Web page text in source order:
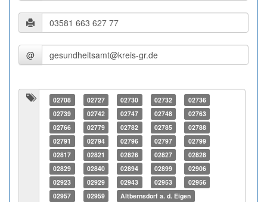
@
02708 02727 02730 02732
02736
02739
02742 02747 02748
02763
02766
02779 02782 02785
02788
02791
02794 02796 02797
02799
02817
02821 02826 02827
02828
02829
02840 02894 02899
02906
02923
02929 02943 02953
02956
02957
02959 Altbernsdorf a. d. Eigen